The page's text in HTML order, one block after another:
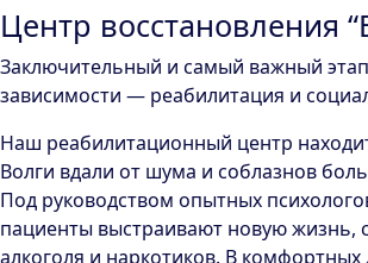
Центр восстановления
Заключительный и самый важный
зависимости — реабилитация и
Наш реабилитационный центр
Волги вдали от шума и соблазнов
Под руководством опытных
пациенты выстраивают новую жизнь,
алкоголя и наркотиков. В